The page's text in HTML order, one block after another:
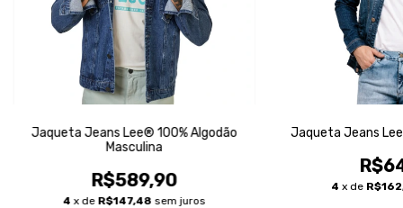
Jaqueta Jeans Lee® 100% Algodão
Masculina
R$589,90
4 x de R$147,48 sem juros
Jaqueta Jeans
4 x de